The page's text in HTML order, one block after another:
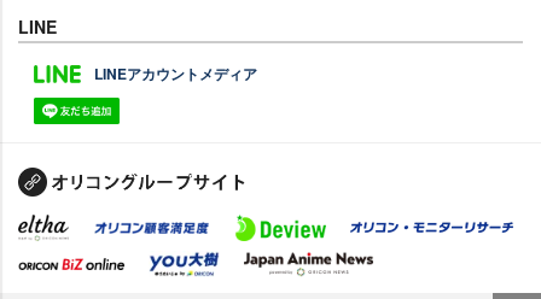
LINE
LINEアカウントメディア